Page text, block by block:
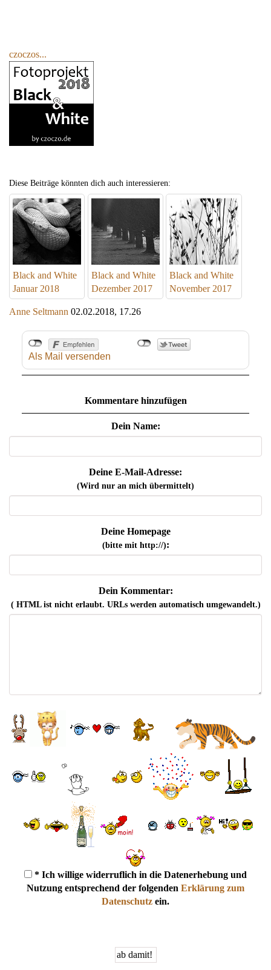
czoczos...
Diese Beiträge könnten dich auch interessieren:
Black and White
Januar 2018
Black and White
Dezember 2017
Black and White
November 2017
Anne Seltmann 02.02.2018, 17.26
Als Mail versenden
Kommentare hinzufügen
Dein Name:
Deine E-Mail-Adresse:
(Wird nur an mich übermittelt)
Deine Homepage
(bitte mit http://):
Dein Kommentar:
( HTML ist nichterlaubt. URLs werden automatisch umgewandelt.)
* Ich willige widerruflich in die Datenerhebung und
Nutzung entsprechend der folgenden Erklärung zum
Datenschutz ein.